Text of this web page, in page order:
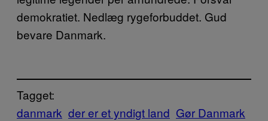
demokratiet. Nedlæg rygeforbuddet. Gud
bevare Danmark.
Tagget:
danmark der er et yndigt land Gør Danmark